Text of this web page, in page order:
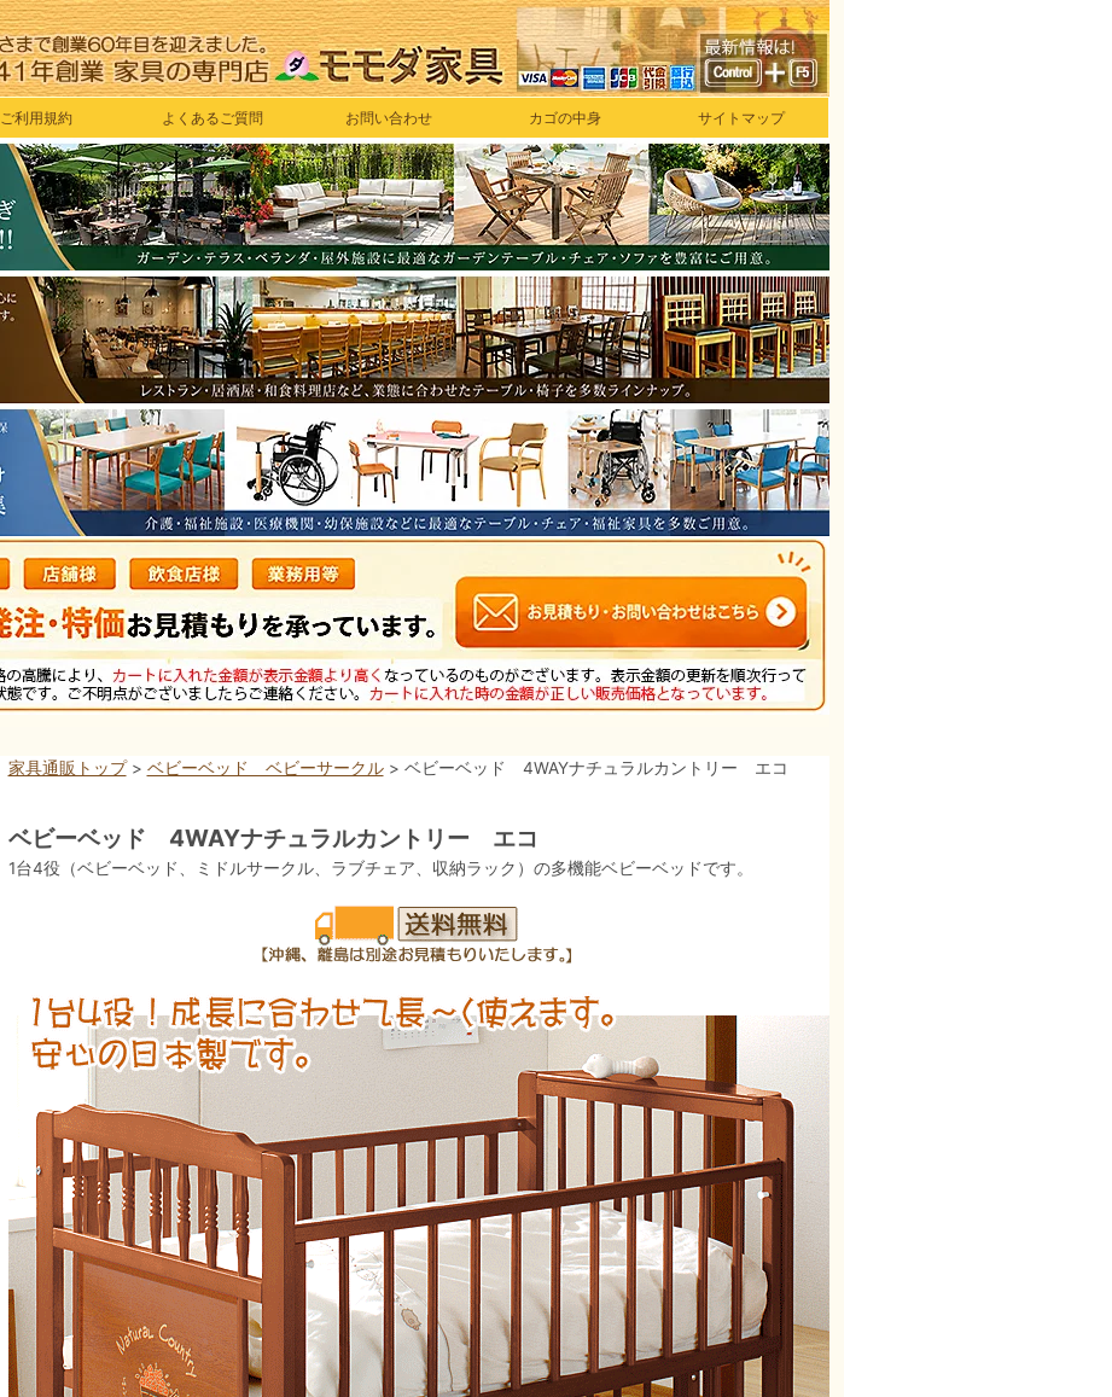
ご利用規約 よくあるご質問 お問い合わせ カゴの中身 サイトマップ
家具通販トップ> ベビーベッド ベビーサークル> ベビーベッド 4WAYナチュラルカントリー エコ
ベビーベッド 4WAYナチュラルカントリー エコ
1台4役（ベビーベッド、ミドルサークル、ラブチェア、収納ラック）の多機能ベビーベッドです。